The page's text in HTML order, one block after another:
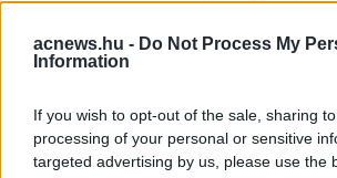
acnews.hu - Do Not Process My
Information
If you wish to opt-out of the sale, sharing
processing of your personal or sensitive
targeted advertising by us, please use the